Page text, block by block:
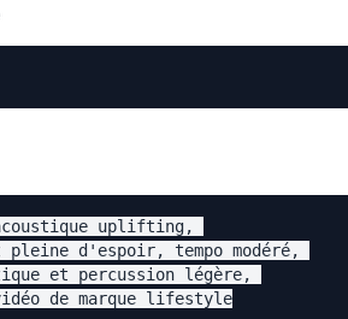
uplifting,
pleine d'espoir, tempo modéré,
et percussion légère,